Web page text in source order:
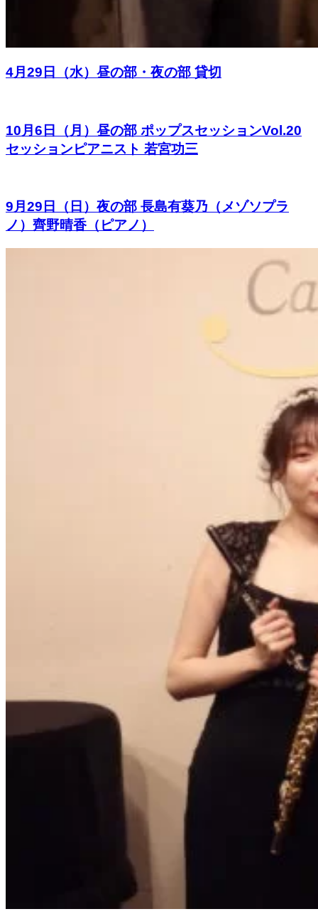
4月29日（水）昼の部・夜の部 貸切
10月6日（月）昼の部 ポップスセッションVol.20
セッションピアニスト 若宮功三
9月29日（日）夜の部 長島有葵乃（メゾソプラ
ノ）齊野晴香（ピアノ）